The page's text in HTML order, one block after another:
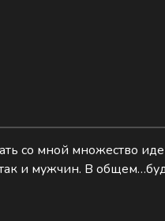
со мной множество
так и мужчин. В